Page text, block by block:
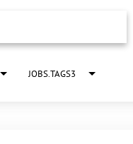
JOBS.TAGS3